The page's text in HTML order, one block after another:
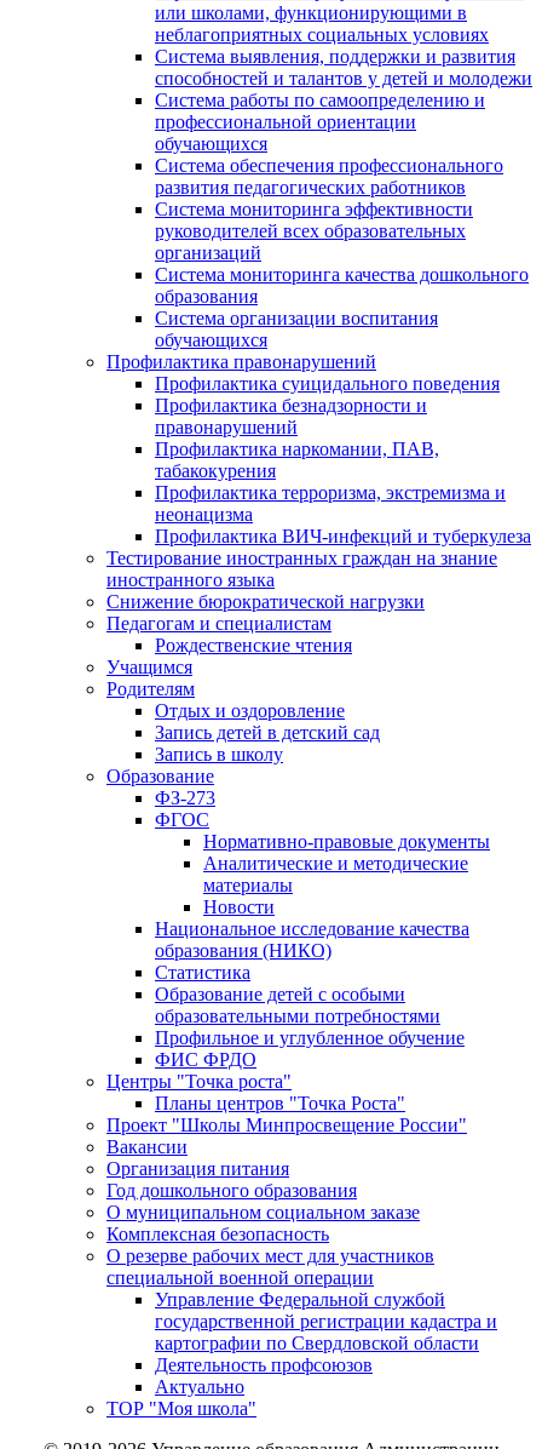
или школами, функционирующими в
неблагоприятных социальных условиях
Система выявления, поддержки и развития
способностей и талантов у детей и молодежи
Система работы по самоопределению и
профессиональной ориентации
обучающихся
Система обеспечения профессионального
развития педагогических работников
Система мониторинга эффективности
руководителей всех образовательных
организаций
Система мониторинга качества дошкольного
образования
Система организации воспитания
обучающихся
Профилактика правонарушений
Профилактика суицидального поведения
Профилактика безнадзорности и
правонарушений
Профилактика наркомании, ПАВ,
табакокурения
Профилактика терроризма, экстремизма и
неонацизма
Профилактика ВИЧ-инфекций и туберкулеза
Тестирование иностранных граждан на знание
иностранного языка
Снижение бюрократической нагрузки
Педагогам и специалистам
Рождественские чтения
Учащимся
Родителям
Отдых и оздоровление
Запись детей в детский сад
Запись в школу
Образование
ФЗ-273
ФГОС
Нормативно-правовые документы
Аналитические и методические
материалы
Новости
Национальное исследование качества
образования (НИКО)
Статистика
Образование детей с особыми
образовательными потребностями
Профильное и углубленное обучение
ФИС ФРДО
Центры "Точка роста"
Планы центров "Точка Роста"
Проект "Школы Минпросвещение России"
Вакансии
Организация питания
Год дошкольного образования
О муниципальном социальном заказе
Комплексная безопасность
О резерве рабочих мест для участников
специальной военной операции
Управление Федеральной службой
государственной регистрации кадастра и
картографии по Свердловской области
Деятельность профсоюзов
Актуально
ТОР "Моя школа"